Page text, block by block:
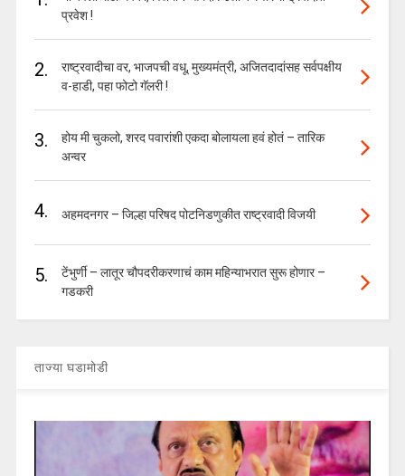
प्रवेश !
2.
राष्ट्रवादीचा वर, भाजपची वधू, मुख्यमंत्री, अजितदादांसह सर्वपक्षीय
व-हाडी, पहा फोटो गॅलरी !
3.
होय मी चुकलो, शरद पवारांशी एकदा बोलायला हवं होतं – तारिक
अन्वर
4. अहमदनगर – जिल्हा परिषद पोटनिडणुकीत राष्ट्रवादी विजयी
5.
टेंभुर्णी – लातूर चौपदरीकरणाचं काम महिन्याभरात सुरू होणार –
गडकरी
ताज्या घडामोडी